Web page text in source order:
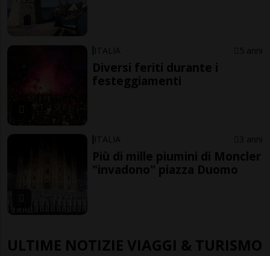
ITALIA 5 anni
Diversi feriti durante i
festeggiamenti
ITALIA 3 anni
Più di mille piumini di Moncler
"invadono" piazza Duomo
ULTIME NOTIZIE VIAGGI & TURISMO